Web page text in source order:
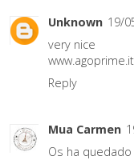
Unknown 19/
very nice
www.agoprime.it
Reply
Mua Carmen
Os ha